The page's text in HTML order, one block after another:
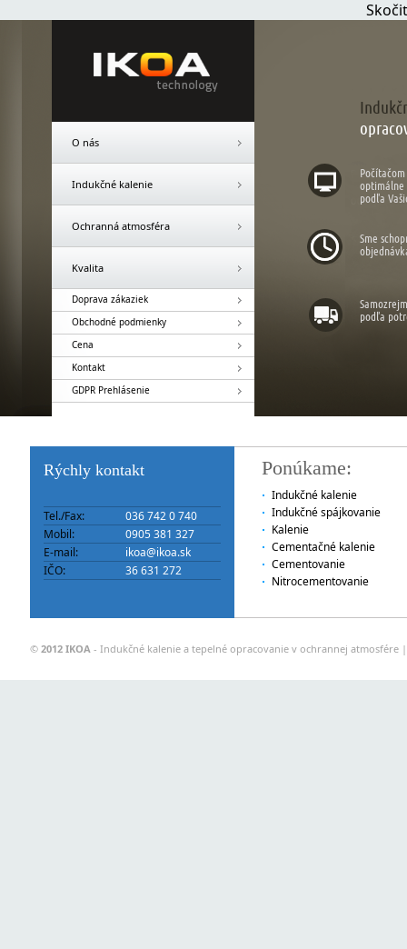
O nás
Indukčné kalenie
Ochranná atmosféra
Kvalita
Doprava zákaziek
Obchodné podmienky
Cena
Kontakt
GDPR Prehlásenie
optimálne
podľa
Sme
podľa
Rýchly kontakt
Tel./Fax:
036 742 0 740
Mobil:
0905 381 327
E-mail:
ikoa@ikoa.sk
IČO:
36 631 272
Ponúkame:
Indukčné kalenie
Indukčné spájkovanie
Kalenie
Cementačné kalenie
Cementovanie
Nitrocementovanie
© 2012 IKOA - Indukčné kalenie a tepelné opracovanie v ochrannej